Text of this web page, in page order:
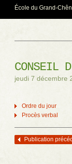
École du Grand-
CONSEIL
jeudi 7 décembre
Ordre du jour
Procès verbal
Navigation des
Publication